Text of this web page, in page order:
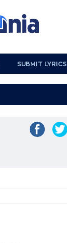
SUBMIT LYRICS